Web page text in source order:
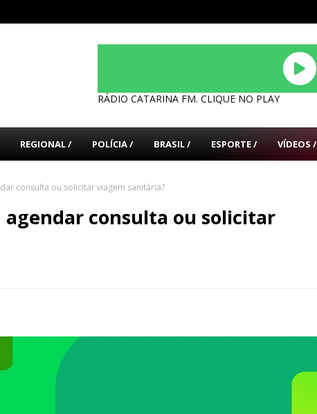
RÁDIO CATARINA FM. CLIQUE NO PLAY
REGIONAL / POLÍCIA / BRASIL / ESPORTE / VÍDEOS /
consulta ou solicitar viagem sanitária?
agendar consulta ou solicitar